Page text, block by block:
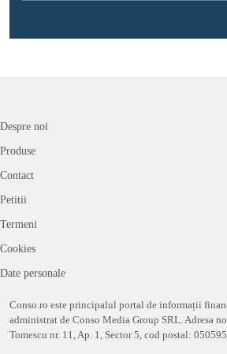
Despre noi
Produse
Contact
Petitii
Termeni
Cookies
Date personale
Conso.ro este principalul portal de informații
administrat de Conso Media Group SRL. Adresa
Tomescu nr. 11, Ap. 1, Sector 5, cod postal: